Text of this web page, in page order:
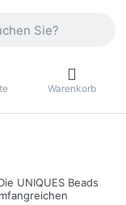
Warenkorb
UNIQUES Beads